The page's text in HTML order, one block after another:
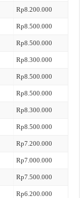
Rp8.200.000
Rp8.500.000
Rp8.500.000
Rp8.300.000
Rp8.500.000
Rp8.500.000
Rp8.300.000
Rp8.500.000
Rp7.200.000
Rp7.000.000
Rp7.500.000
Rp6.200.000